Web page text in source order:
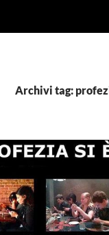
Archivi tag: